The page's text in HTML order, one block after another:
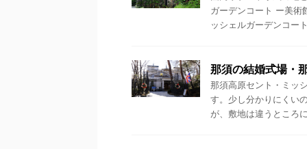
ガーデンコート ー美術
ッシェルガーデンコー
那須の結婚式場・
那須高原セント・ミッ
す。少し分かりにくい
が、敷地は違うところ